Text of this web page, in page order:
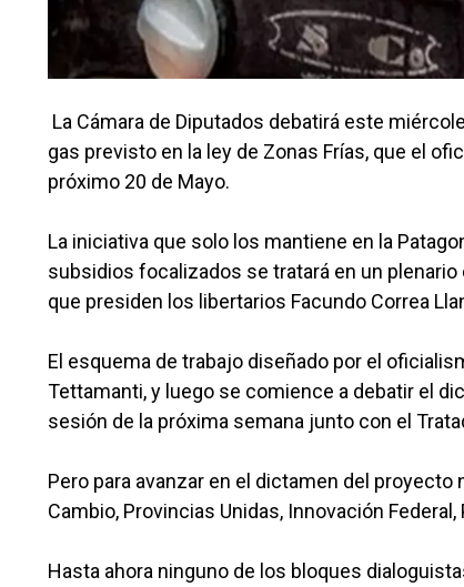
La Cámara de Diputados debatirá este
gas previsto en la ley de Zonas Frías, que el
próximo 20 de Mayo.
La iniciativa que solo los mantiene en la
subsidios focalizados se tratará en un
que presiden los libertarios Facundo Correa
El esquema de trabajo diseñado por el
Tettamanti, y luego se comience a debatir el
sesión de la próxima semana junto con el
Pero para avanzar en el dictamen del
Cambio, Provincias Unidas, Innovación
Hasta ahora ninguno de los bloques